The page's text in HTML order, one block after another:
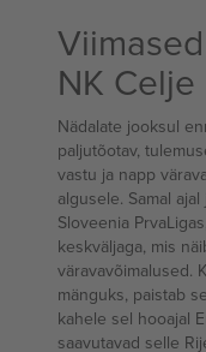
NK
Nädalate jooksul
paljutõotav,
vastu ja napp
algusele. Samal
Sloveenia
keskväljaga, mis
väravavõimalused.
mänguks, paistab
kahele sel hooajal
saavutavad selle